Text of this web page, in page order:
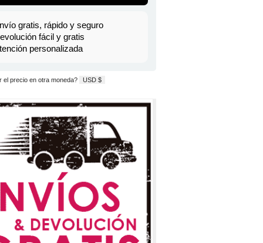
gratis, rápido y seguro
fácil y gratis
personalizada
el precio en otra moneda? USD $